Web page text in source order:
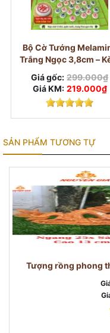
Bộ Cờ Tướng
Trắng Ngọc 3,8cm –
Bàn Vải Và Hộp
Giá gốc: 299.000₫
Giá KM: 219.000₫
SẢN PHẨM TƯƠNG TỰ
Tượng rồng phong